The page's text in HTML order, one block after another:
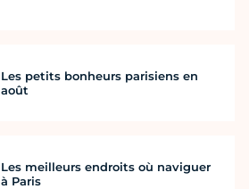
Les petits bonheurs parisiens en
août
Les meilleurs endroits où naviguer
à Paris